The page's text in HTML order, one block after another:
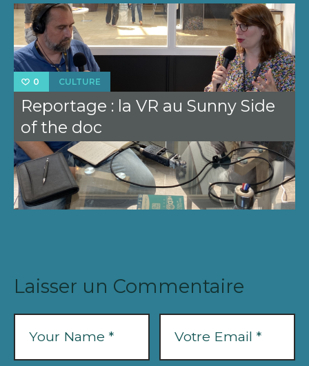
0 CULTURE
Reportage : la VR au Sunny Side
of the doc
Laisser un Commentaire